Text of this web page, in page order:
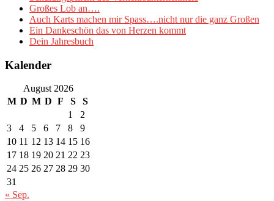
Großes Lob an….
Auch Karts machen mir Spass….nicht nur die ganz Großen
Ein Dankeschön das von Herzen kommt
Dein Jahresbuch
Kalender
August 2026
M D M D F S
S
1
2
3
4 5 6 7 8
9
10 11 12 13 14 15 16
17 18 19 20 21 22 23
24 25 26 27 28 29 30
31
« Sep.